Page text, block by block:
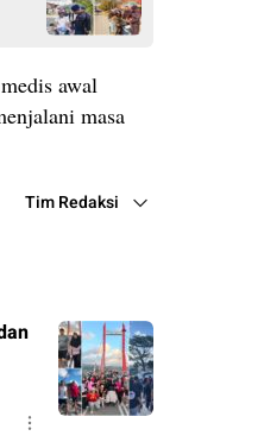
awal
masa
Tim Redaksi